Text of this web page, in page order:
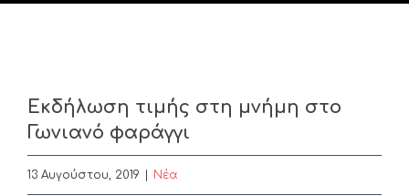
Εκδήλωση τιμής στη μνήμη στο
Γωνιανό φαράγγι
13 Αυγούστου, 2019 Nέα